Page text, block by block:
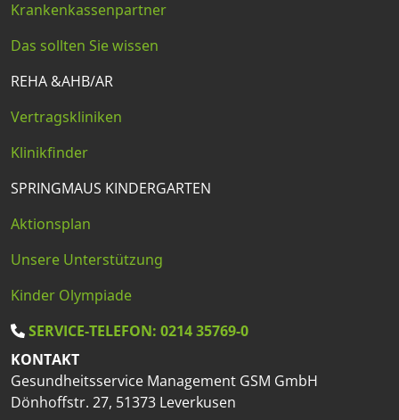
Krankenkassenpartner
Das sollten Sie wissen
REHA &AHB/AR
Vertragskliniken
Klinikfinder
SPRINGMAUS KINDERGARTEN
Aktionsplan
Unsere Unterstützung
Kinder Olympiade
SERVICE-TELEFON: 0214 35769-0
KONTAKT
Gesundheitsservice Management GSM GmbH
Dönhoffstr. 27, 51373 Leverkusen